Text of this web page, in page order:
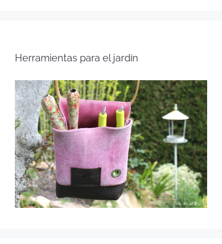
Herramientas para el jardín